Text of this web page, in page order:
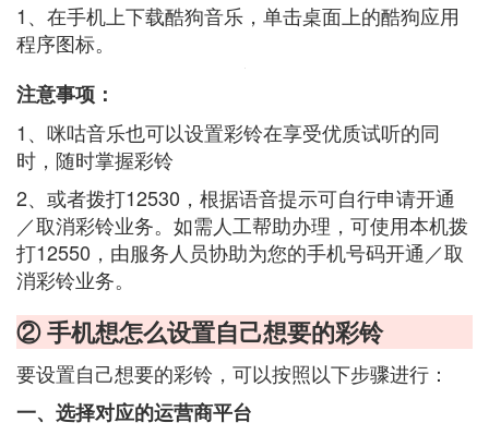
1、在手机上下载酷狗音乐，单击桌面上的酷狗应用
程序图标。
注意事项：
1、咪咕音乐也可以设置彩铃在享受优质试听的同
时，随时掌握彩铃
2、或者拨打12530，根据语音提示可自行申请开通
／取消彩铃业务。如需人工帮助办理，可使用本机拨
打12550，由服务人员协助为您的手机号码开通／取
消彩铃业务。
② 手机想怎么设置自己想要的彩铃
要设置自己想要的彩铃，可以按照以下步骤进行：
一、选择对应的运营商平台